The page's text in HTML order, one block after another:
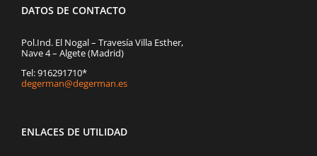
DATOS DE CONTACTO
Pol.Ind. El Nogal – Travesía Villa Esther,
Nave 4 – Algete (Madrid)
Tel: 916291710*
degerman@degerman.es
ENLACES DE UTILIDAD